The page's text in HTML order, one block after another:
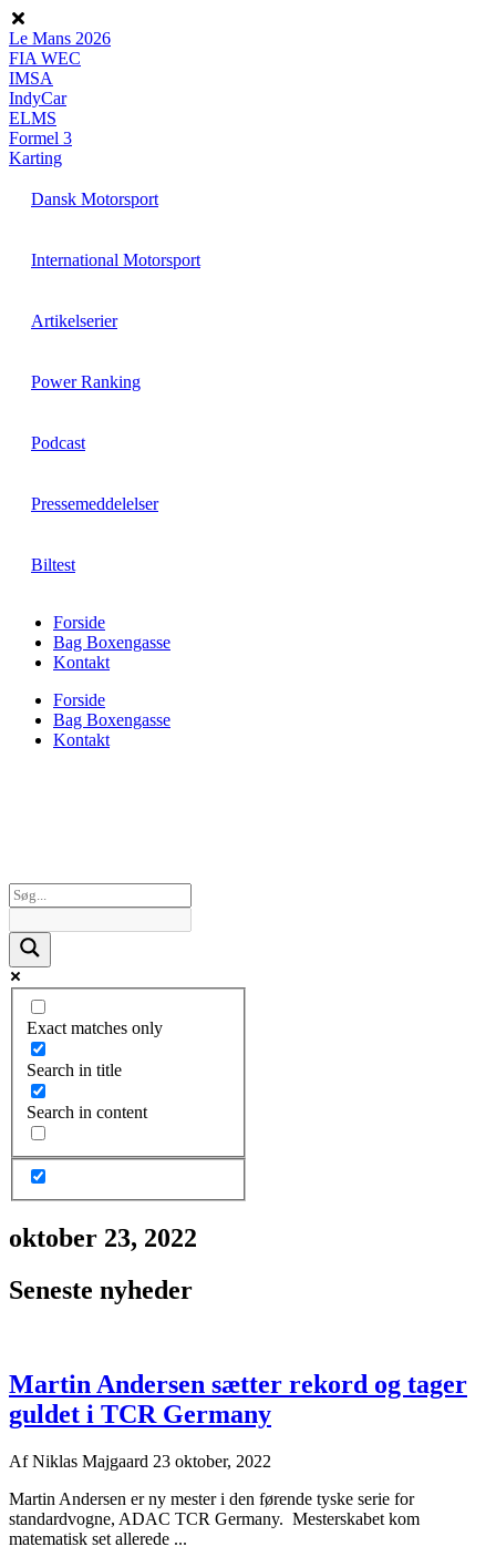
Videre
til
indhold
Le Mans 2026
FIA WEC
IMSA
IndyCar
ELMS
Formel 3
Karting
Dansk Motorsport
International Motorsport
Artikelserier
Power Ranking
Podcast
Pressemeddelelser
Biltest
Forside
Bag Boxengasse
Kontakt
Forside
Bag Boxengasse
Kontakt
Exact matches only
Search in title
Search in content
oktober 23, 2022
Seneste nyheder
Martin Andersen sætter rekord og tager
guldet i TCR Germany
AfNiklas Majgaard 23 oktober, 2022
Martin Andersen er ny mester i den førende tyske serie for
standardvogne, ADAC TCR Germany. Mesterskabet kom
matematisk set allerede ...